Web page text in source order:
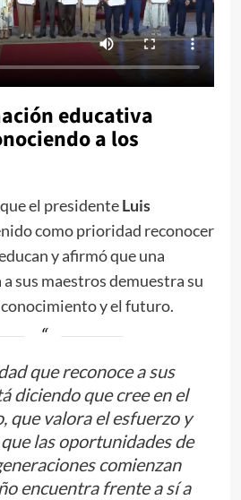
educativa
a los
el presidenteLuis
como prioridad reconocer
y afirmó que una
sus maestros demuestra su
y el futuro.
que reconoce a sus
diciendo que cree en el
que valora el esfuerzo y
las oportunidades de
comienzan
encuentra frente a sí a